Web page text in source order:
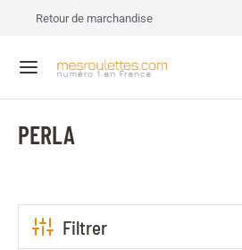
Retour de marchandise
PERLA
Filtrer